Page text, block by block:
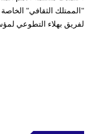
"الممتلك الثقافي"
لفريق بهلاء التطوعي